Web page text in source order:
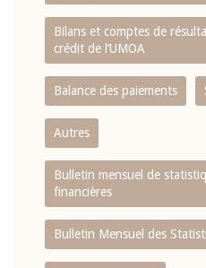
Bilans et comptes de
crédit de l‘UMOA
Balance des paiements
Autres
Bulletin mensuel de
financières
Bulletin Mensuel des